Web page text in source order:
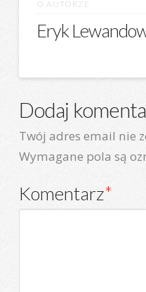
O AUTORZE
Eryk
Dodaj
Twój adres email nie
Wymagane pola są
Komentarz*